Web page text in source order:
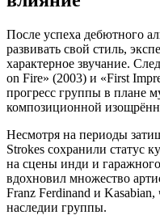
После успеха дебютного
развивать свой стиль,
характерное звучание.
on Fire» (2003) и «First
прогресс группы в плане
композиционной
Несмотря на периоды
Strokes сохранили статус
на сцены инди и
вдохновил множество
Franz Ferdinand и
наследии группы.